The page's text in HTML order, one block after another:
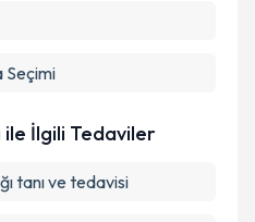
Seçimi
ile İlgili Tedaviler
tanı ve tedavisi